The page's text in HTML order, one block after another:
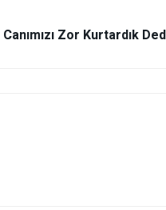
Zor Kurtardık